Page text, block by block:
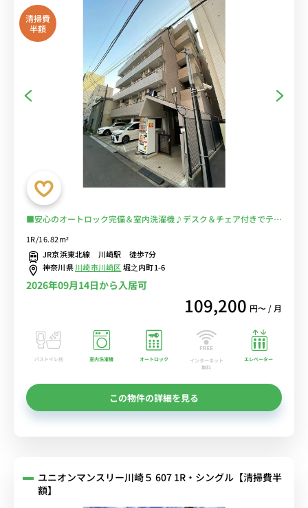
清掃費
半額
■安心のオートロック完備＆室内洗濯機♪デスク＆チェア付きでテレ
歩圏内で多数の路線利用可能/東京・秋葉原・横浜まで乗換なし/富士
通スタジアム川崎もすぐ近く■選べるWi-Fi格安レンタル中！
1R/16.82m²
JR京浜東北線 川崎駅 徒歩7分
神奈川県川崎市川崎区堀之内町1-6
2026年09月14日から入居可
109,200 円〜 / 月
バストイレ別 室内洗濯機 オートロック
インターネット
無料
エレベーター
この物件の詳細を見る
ユニオンマンスリー川崎５ 607 1R・シングル【清掃費半
額】